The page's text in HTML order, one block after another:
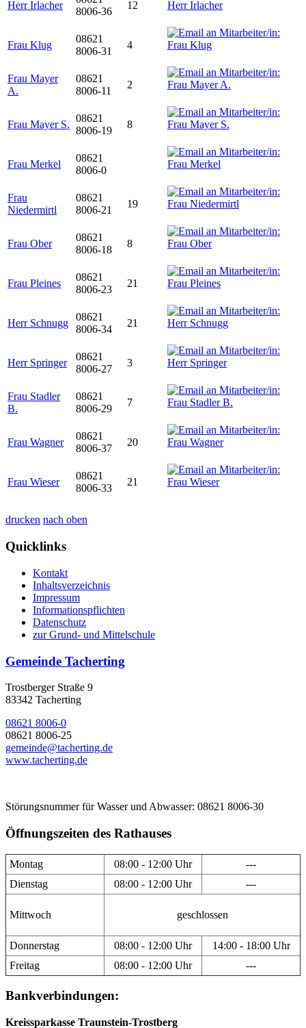
Herr Irlacher
8006-36
12
Frau Klug
08621
8006-31
4
Frau Mayer
A.
08621
8006-11
2
Frau Mayer S.
08621
8006-19
8
Frau Merkel
08621
8006-0
Frau
Niedermirtl
08621
8006-21
19
Frau Ober
08621
8006-18
8
Frau Pleines
08621
8006-23
21
Herr Schnugg
08621
8006-34
21
Herr Springer
08621
8006-27
3
Frau Stadler
B.
08621
8006-29
7
Frau Wagner
08621
8006-37
20
Frau Wieser
08621
8006-33
21
drucken nach oben
Quicklinks
Kontakt
Inhaltsverzeichnis
Impressum
Informationspflichten
Datenschutz
zur Grund- und Mittelschule
Gemeinde Tacherting
Trostberger Straße 9
83342 Tacherting
08621 8006-0
08621 8006-25
gemeinde@tacherting.de
www.tacherting.de
Störungsnummer für Wasser und Abwasser: 08621 8006-30
Öffnungszeiten des Rathauses
Montag 08:00 - 12:00 Uhr
---
Dienstag
08:00 - 12:00 Uhr ---
Mittwoch geschlossen
Donnerstag 08:00 - 12:00 Uhr
14:00 - 18:00 Uhr
Freitag
08:00 - 12:00 Uhr ---
Bankverbindungen:
Kreissparkasse Traunstein-Trostberg